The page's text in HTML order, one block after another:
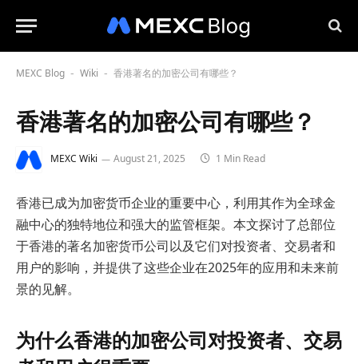
MEXC Blog - Wiki - 香港著名的加密公司有哪些？
香港著名的加密公司有哪些？
MEXC Wiki August 21, 2025 1 Min Read
香港已成为加密货币企业的重要中心，利用其作为全球金
融中心的独特地位和强大的监管框架。本文探讨了总部位
于香港的著名加密货币公司以及它们对投资者、交易者和
用户的影响，并提供了这些企业在2025年的应用和未来前
景的见解。
为什么香港的加密公司对投资者、交易